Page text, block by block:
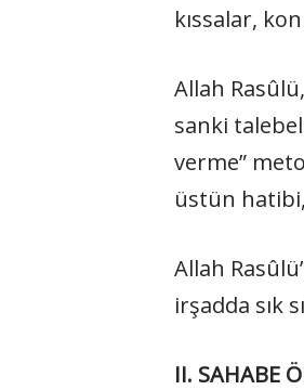
kıssalar,
Allah
sanki
verme”
üstün
Allah
irşadda sık
II. SAHABE